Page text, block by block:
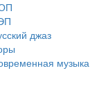
джаз
музыка